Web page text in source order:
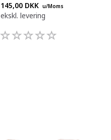
145,00 DKK u/Moms
ekskl. levering